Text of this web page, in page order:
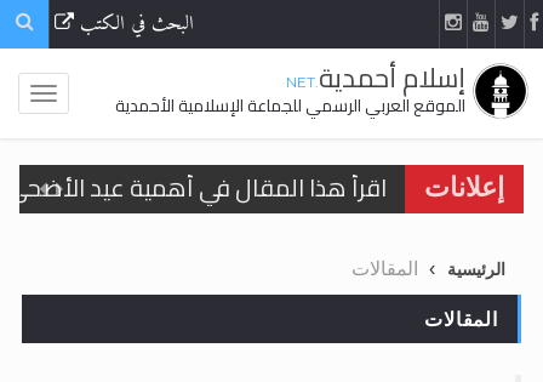
البحث في الكتب
إسلام أحمدية.NET
الموقع العربي الرسمي للجماعة الإسلامية الأحمدية
إعلانات
اقرأ هذا المقال في أهمية عيد
تعميم هامّ لأفراد الجماعة >> المزيد
تعميم هامّ لأفراد الجماعة >> المزيد
الرئيسية المقالات
المقالات